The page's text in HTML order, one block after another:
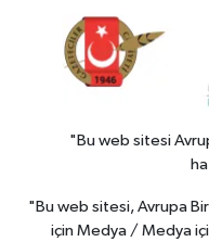
"Bu web sitesi
"Bu web sitesi, Avrupa
için Medya / Medya